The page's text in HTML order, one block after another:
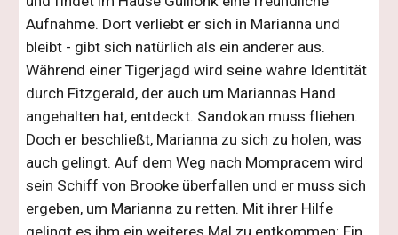
Aufnahme. Dort verliebt er sich in Marianna und
bleibt - gibt sich natürlich als ein anderer aus.
Während einer Tigerjagd wird seine wahre Identität
durch Fitzgerald, der auch um Mariannas Hand
angehalten hat, entdeckt. Sandokan muss fliehen.
Doch er beschließt, Marianna zu sich zu holen, was
auch gelingt. Auf dem Weg nach Mompracem wird
sein Schiff von Brooke überfallen und er muss sich
ergeben, um Marianna zu retten. Mit ihrer Hilfe
gelingt es ihm ein weiteres Mal zu entkommen: Ein